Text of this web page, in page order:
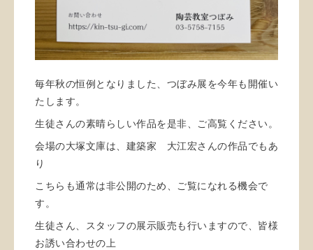
毎年秋の恒例となりました、つぼみ展を今年も開催い
たします。
生徒さんの素晴らしい作品を是非、ご高覧ください。
会場の大塚文庫は、建築家 大江宏さんの作品でもあ
り
こちらも通常は非公開のため、ご覧になれる機会で
す。
生徒さん、スタッフの展示販売も行いますので、皆様
お誘い合わせの上